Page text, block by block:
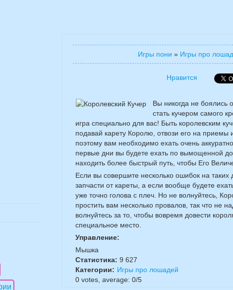
Игры пони » Игры про
Нравится
Вы никогда не боялись
стать кучером самого
игра специально для вас! Быть королевским
подавай карету Королю, отвози его на
поэтому вам необходимо ехать очень
первые дни вы будете ехать по вымощенной
находить более быстрый путь, чтобы Его
Если вы совершите несколько ошибок на таких
запчасти от кареты, а если вообще будете
уже точно голова с плеч. Но не волнуйтесь,
простить вам несколько провалов, так что не
волнуйтесь за то, чтобы вовремя довести
специальное место.
Управление:
Мышка
Статистика: 9 627
Категории: Игры про лошадей
0 votes, average: 0/5